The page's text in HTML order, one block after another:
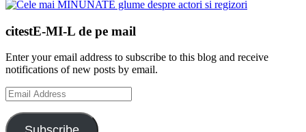
citestE-MI-L de pe mail
Enter your email address to subscribe to this blog and receive
notifications of new posts by email.
Email
Address